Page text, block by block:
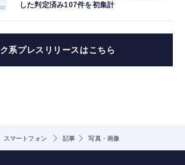
した判定済み107件を初集計
系プレスリリースはこちら
スマートフォン 記事 写真・画像